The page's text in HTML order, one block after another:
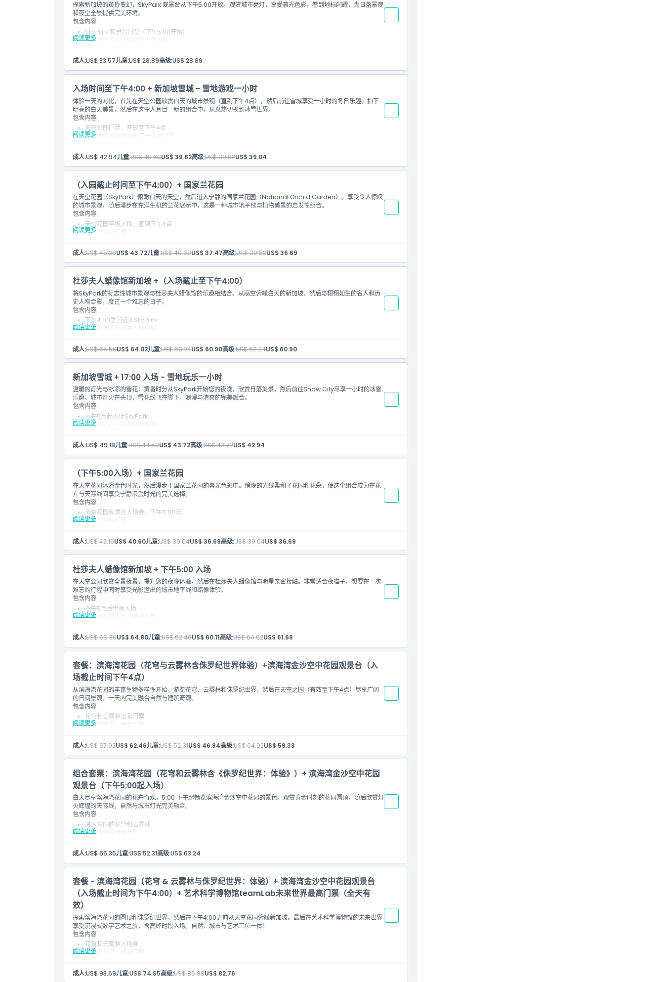
探索新加坡的黄昏变幻，SkyPark 观景台从下午5:00开放。观赏城市亮灯，享受暮光色彩，看到地标闪耀，为日落景观
和夜空全景提供完美环境。
阅读更多
包含内容
SkyPark 观景台门票（下午5:00开始）
暮光城市景观及晚间灯光秀观看
魔幻的日落后拍照场景
更凉爽的温度和柔和的光线
成人:US$ 33.57儿童:US$ 28.89高级:US$ 28.89
入场时间至下午4:00 + 新加坡雪城 - 雪地游戏一小时
体验一天的对比，首先在天空公园欣赏白天的城市景观（直到下午4点），然后前往雪城享受一小时的冬日乐趣。拍下
明亮的白天美景，然后在这令人耳目一新的组合中，从炎热切换到冰雪世界。
阅读更多
包含内容
天空公园门票，开放至下午4点
新加坡雪城雪地游乐区一小时门票
雪城提供保暖服装
无缝连接户外平台和寒冷的室内乐趣
成人:US$ 42.94儿童:US$ 40.60US$ 39.82高级:US$ 39.82US$ 39.04
（入园截止时间至下午4:00）+ 国家兰花园
在天空花园（SkyPark）俯瞰白天的天空，然后进入宁静的国家兰花园（National Orchid Garden）。享受令人惊叹
的城市景观，随后漫步在充满生机的兰花展示中，这是一种城市地平线与植物美景的启发性组合。
阅读更多
包含内容
天空花园甲板入场，直到下午4点
国家兰花园门票
兰花和花卉植物展览
包含花园小径和遮荫区域
成人:US$ 45.28US$ 43.72儿童:US$ 40.60US$ 37.47高级:US$ 39.82US$ 36.69
杜莎夫人蜡像馆新加坡 +（入场截止至下午4:00）
将SkyPark的标志性城市景观与杜莎夫人蜡像馆的乐趣相结合。从高空俯瞰白天的新加坡，然后与栩栩如生的名人和历
史人物合影，度过一个难忘的日子。
阅读更多
包含内容
下午4:00之前进入SkyPark
进入新加坡杜莎夫人蜡像馆
与知名人物的拍照机会
双场馆体验：天际线+流行文化
成人:US$ 65.58US$ 64.02儿童:US$ 63.24US$ 60.90高级:US$ 63.24US$ 60.90
新加坡雪城 + 17:00 入场 - 雪地玩乐一小时
温暖的灯光与冰凉的雪花：黄昏时分从SkyPark开始您的夜晚，欣赏日落美景，然后前往Snow City尽享一小时的冰雪
乐趣。城市灯火在头顶，雪花纷飞在脚下，浪漫与清爽的完美融合。
阅读更多
包含内容
下午5点起入场SkyPark
Snow City一小时雪地玩乐
提供雪地装备及室内冷气环境
双重感受：屋顶美景 + 雪地体验
成人:US$ 49.18儿童:US$ 44.50US$ 43.72高级:US$ 43.72US$ 42.94
（下午5:00入场）+ 国家兰花园
在天空花园沐浴金色时光，然后漫步于国家兰花园的暮光色彩中。傍晚的光线柔和了花园和花朵，使这个组合成为在花
卉与天际线间享受宁静浪漫时光的完美选择。
阅读更多
包含内容
天空花园观景台入场券，下午5:00起
国家兰花园门票
凉爽的空气和柔和的灯光
穿行于兰花和绿植之间的花园小径
成人:US$ 42.16US$ 40.60儿童:US$ 39.04US$ 36.69高级:US$ 39.04US$ 36.69
杜莎夫人蜡像馆新加坡 + 下午5:00 入场
在天空公园欣赏全景夜景，提升您的夜晚体验，然后在杜莎夫人蜡像馆与明星亲密接触。非常适合夜猫子，想要在一次
难忘的行程中同时享受光影溢出的城市地平线和蜡像体验。
阅读更多
包含内容
下午5点后甲板入场
新加坡杜莎夫人蜡像馆入场
城市夜景灯光背景
室内外拍摄难忘瞬间
成人:US$ 66.36US$ 64.80儿童:US$ 62.46US$ 60.11高级:US$ 64.02US$ 61.68
套餐：滨海湾花园（花穹与云雾林含侏罗纪世界体验）+滨海湾金沙空中花园观景台（入
场截止时间下午4点）
从滨海湾花园的丰富生物多样性开始，游览花穹、云雾林和侏罗纪世界，然后在天空之园（有效至下午4点）尽享广阔
的日间景观。一天内完美融合自然与建筑奇观。
阅读更多
包含内容
花穹和云雾林温室门票
侏罗纪世界：体验入场
植物馆 + 史前展览 + 全景
日间天际线和花园景观
成人:US$ 67.92US$ 62.46儿童:US$ 52.31US$ 46.84高级:US$ 64.02US$ 59.33
组合套票：滨海湾花园（花穹和云雾林含《侏罗纪世界：体验》）+ 滨海湾金沙空中花园
观景台（下午5:00起入场）
白天尽享滨海湾花园的花卉奇观，5:00 下午起畅览滨海湾金沙空中花园的景色。观赏黄金时刻的花园圆顶，随后欣赏灯
火辉煌的天际线，自然与城市灯光完美融合。
阅读更多
包含内容
进入花园的花穹和云雾林
进入侏罗纪世界体验
晚间城市景观及花园剪影
暮光时分的天际线与植物景观
成人:US$ 66.36儿童:US$ 52.31高级:US$ 63.24
套餐 - 滨海湾花园（花穹 & 云雾林与侏罗纪世界：体验）+ 滨海湾金沙空中花园观景台
（入场截止时间为下午4:00）+ 艺术科学博物馆teamLab未来世界最高门票（全天有
效）
探索滨海湾花园的圆顶和侏罗纪世界，然后在下午4:00之前从天空花园俯瞰新加坡。最后在艺术科学博物馆的未来世界
享受沉浸式数字艺术之旅，含高峰时段入场。自然、城市与艺术三位一体！
阅读更多
包含内容
花穹和云雾林入场券
侏罗纪世界：体验门票
未来世界数字画廊高峰时段入场
多场馆文化、景观及互动组合票
成人:US$ 93.69儿童:US$ 74.95高级:US$ 85.88US$ 82.76